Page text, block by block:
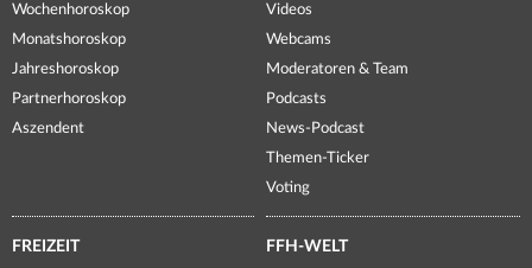
Wochenhoroskop
Monatshoroskop
Jahreshoroskop
Partnerhoroskop
Aszendent
Videos
Webcams
Moderatoren & Team
Podcasts
News-Podcast
Themen-Ticker
Voting
FREIZEIT FFH-WELT